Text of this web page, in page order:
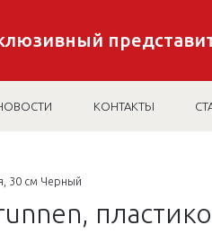
КОНТАКТЫ
30 см Черный